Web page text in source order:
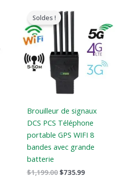
Soldes !
Brouilleur de signaux
DCS PCS Téléphone
portable GPS WIFI 8
bandes avec grande
batterie
$1,199.00
prix
original
était
:
$1,199.00.
$735.99
est
$735.99.